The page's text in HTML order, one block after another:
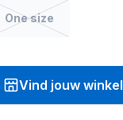
One size
Vind jouw winkel